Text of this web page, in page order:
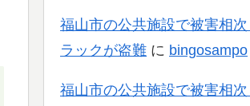
福山市の公共施設で被害相
ラックが盗難 に bingosampo
福山市の公共施設で被害相